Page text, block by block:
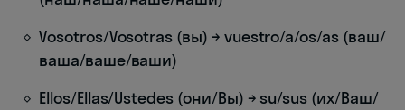
Vosotros/Vosotras (вы) → vuestro/a/os/as (ваш/
ваша/ваше/ваши)
Ellos/Ellas/Ustedes (они/Вы) → su/sus (их/Ваш/